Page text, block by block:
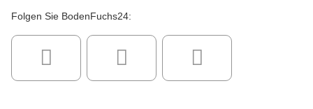
Folgen Sie BodenFuchs24: